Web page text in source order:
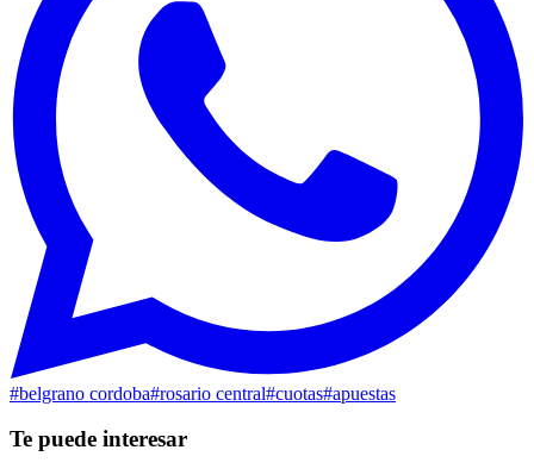
#belgrano cordoba#rosario central#cuotas#apuestas
Te puede interesar